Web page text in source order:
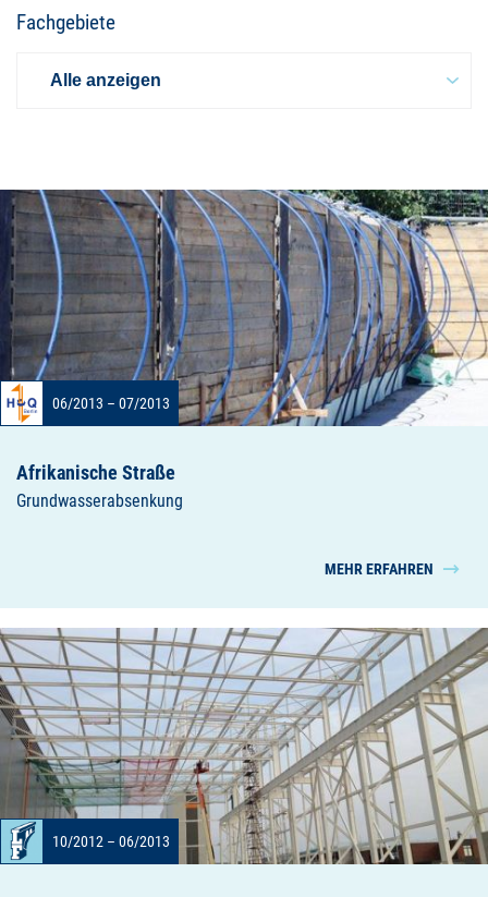
Fachgebiete
06/2013 – 07/2013
Afrikanische Straße
Grundwasserabsenkung
MEHR ERFAHREN
10/2012 – 06/2013